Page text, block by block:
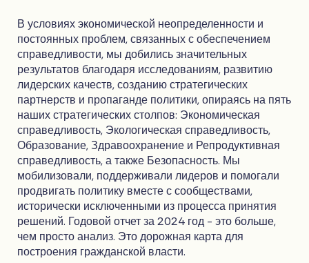
В условиях экономической неопределенности и
постоянных проблем, связанных с обеспечением
справедливости, мы добились значительных
результатов благодаря исследованиям, развитию
лидерских качеств, созданию стратегических
партнерств и пропаганде политики, опираясь на пять
наших стратегических столпов: Экономическая
справедливость, Экологическая справедливость,
Образование, Здравоохранение и Репродуктивная
справедливость, а также Безопасность. Мы
мобилизовали, поддерживали лидеров и помогали
продвигать политику вместе с сообществами,
исторически исключенными из процесса принятия
решений. Годовой отчет за 2024 год - это больше,
чем просто анализ. Это дорожная карта для
построения гражданской власти.